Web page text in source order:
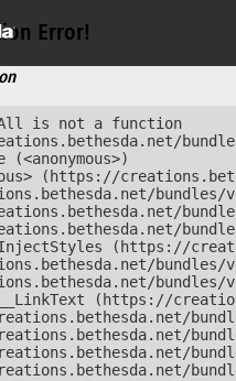
Error!
is not a function
(<anonymous>)
(https://
(https://
(https://